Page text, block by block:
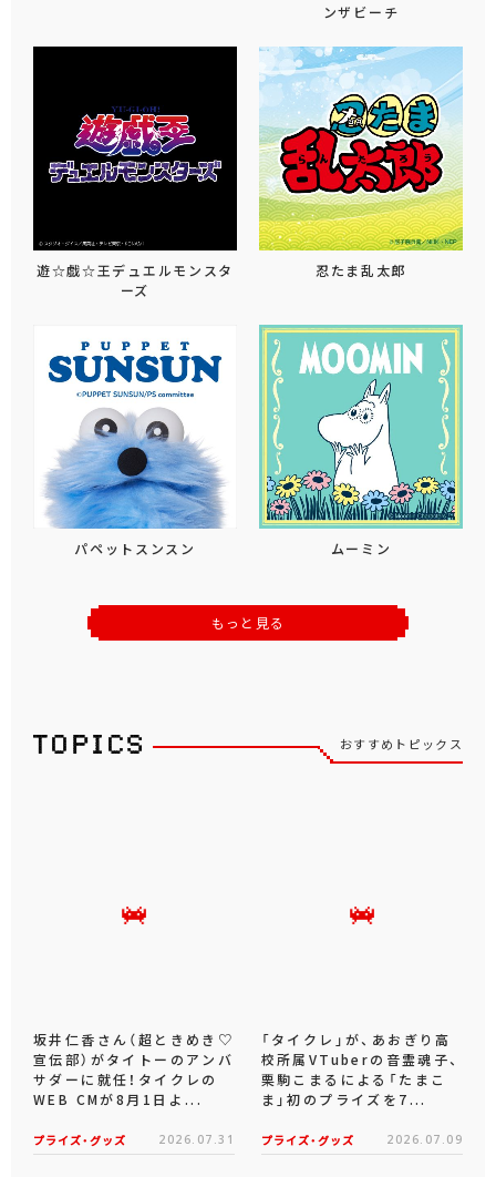
ンザビーチ
遊☆戯☆王デュエルモンスタ
ーズ
忍たま乱太郎
パペットスンスン ムーミン
もっと見る
おすすめトピックス
坂井仁香さん（超ときめき♡
宣伝部）がタイトーのアンバ
サダーに就任！タイクレの
WEB CMが8月1日よ...
プライズ・グッズ 2026.07.31
「タイクレ」が、あおぎり高
校所属VTuberの音霊魂子、
栗駒こまるによる「たまこ
ま」初のプライズを7...
プライズ・グッズ 2026.07.09